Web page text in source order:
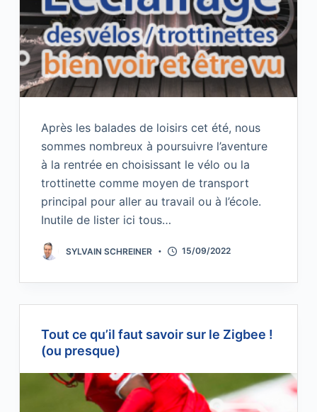
Après les balades de loisirs cet été, nous
sommes nombreux à poursuivre l’aventure
à la rentrée en choisissant le vélo ou la
trottinette comme moyen de transport
principal pour aller au travail ou à l’école.
Inutile de lister ici tous…
SYLVAIN SCHREINER 15/09/2022
Tout ce qu’il faut savoir sur le Zigbee !
(ou presque)